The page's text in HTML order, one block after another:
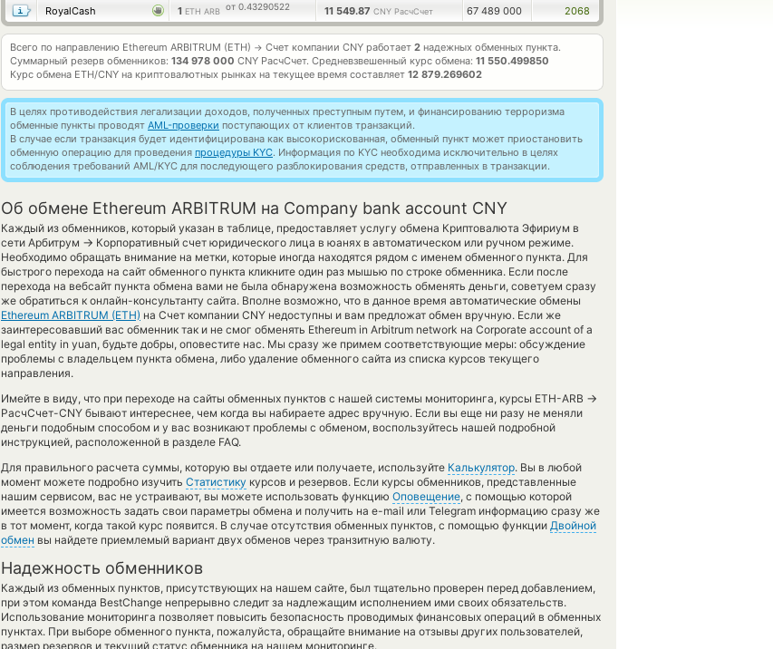
RoyalCash
1 ETH ARB от 0.43290522 11 549.87 CNY РасчСчет 67 489 000 2068
Всего по направлению Ethereum ARBITRUM (ETH) → Счет компании CNY работает 2 надежных обменных пункта.
Суммарный резерв обменников: 134 978 000 CNY РасчСчет. Средневзвешенный курс обмена: 11 550.499850
Курс обмена ETH/CNY на криптовалютных рынках на текущее время составляет 12 879.269602
В целях противодействия легализации доходов, полученных преступным путем, и финансированию терроризма
обменные пункты проводят AML-проверки поступающих от клиентов транзакций.
В случае если транзакция будет идентифицирована как высокорискованная, обменный пункт может приостановить
обменную операцию для проведения процедуры KYC. Информация по KYC необходима исключительно в целях
соблюдения требований AML/KYC для последующего разблокирования средств, отправленных в транзакции.
Об обмене Ethereum ARBITRUM на Company bank account CNY
Каждый из обменников, который указан в таблице, предоставляет услугу обмена Криптовалюта Эфириум в
сети Арбитрум → Корпоративный счет юридического лица в юанях в автоматическом или ручном режиме.
Необходимо обращать внимание на метки, которые иногда находятся рядом с именем обменного пункта. Для
быстрого перехода на сайт обменного пункта кликните один раз мышью по строке обменника. Если после
перехода на вебсайт пункта обмена вами не была обнаружена возможность обменять деньги, советуем сразу
же обратиться к онлайн-консультанту сайта. Вполне возможно, что в данное время автоматические обмены
Ethereum ARBITRUM (ETH) на Счет компании CNY недоступны и вам предложат обмен вручную. Если же
заинтересовавший вас обменник так и не смог обменять Ethereum in Arbitrum network на Corporate account of a
legal entity in yuan, будьте добры, оповестите нас. Мы сразу же примем соответствующие меры: обсуждение
проблемы с владельцем пункта обмена, либо удаление обменного сайта из списка курсов текущего
направления.
Имейте в виду, что при переходе на сайты обменных пунктов с нашей системы мониторинга, курсы ETH-ARB →
РасчСчет-CNY бывают интереснее, чем когда вы набираете адрес вручную. Если вы еще ни разу не меняли
деньги подобным способом и у вас возникают проблемы с обменом, воспользуйтесь нашей подробной
инструкцией, расположенной в разделе FAQ.
Для правильного расчета суммы, которую вы отдаете или получаете, используйте Калькулятор. Вы в любой
момент можете подробно изучить Статистику курсов и резервов. Если курсы обменников, представленные
нашим сервисом, вас не устраивают, вы можете использовать функцию Оповещение, с помощью которой
имеется возможность задать свои параметры обмена и получить на e-mail или Telegram информацию сразу же
в тот момент, когда такой курс появится. В случае отсутствия обменных пунктов, с помощью функции Двойной
обмен вы найдете приемлемый вариант двух обменов через транзитную валюту.
Надежность обменников
Каждый из обменных пунктов, присутствующих на нашем сайте, был тщательно проверен перед добавлением,
при этом команда BestChange непрерывно следит за надлежащим исполнением ими своих обязательств.
Использование мониторинга позволяет повысить безопасность проводимых финансовых операций в обменных
пунктах. При выборе обменного пункта, пожалуйста, обращайте внимание на отзывы других пользователей,
размер резервов и текущий статус обменника на нашем мониторинге.